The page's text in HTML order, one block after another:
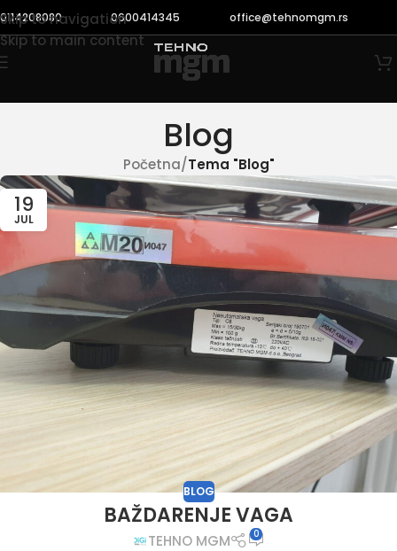
Skip to navigation
Skip to main content
0114208080 0600414345 office@tehnomgm.rs
Blog
Početna/Tema "Blog"
19
JUL
BLOG
BAŽDARENJE VAGA
TEHNO MGM 0